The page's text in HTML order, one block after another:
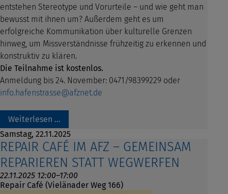
entstehen Stereotype und Vorurteile – und wie geht man
bewusst mit ihnen um? Außerdem geht es um
erfolgreiche Kommunikation über kulturelle Grenzen
hinweg, um Missverständnisse frühzeitig zu erkennen und
konstruktiv zu klären.
Die Teilnahme ist kostenlos.
Anmeldung bis 24. November: 0471/98399229 oder
info.hafenstrasse@afznet.de
Weiterlesen …
Samstag, 22.11.2025
REPAIR CAFÉ IM AFZ – GEMEINSAM
REPARIEREN STATT WEGWERFEN
22.11.2025 12:00–17:00
Repair Café (Vielänader Weg 166)